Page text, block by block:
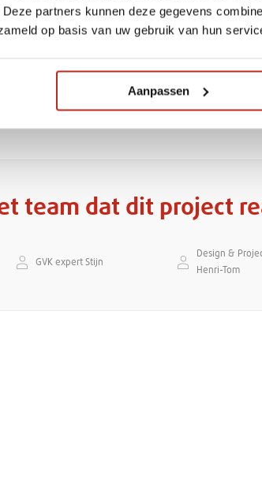
partners kunnen deze gegevens
op basis van uw gebruik van hun
Aanpassen
team dat dit project
GVK expert Stijn
Design &
Henri-Tom